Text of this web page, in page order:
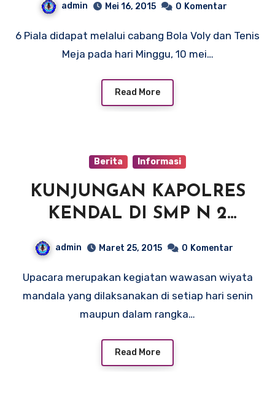
admin Mei 16, 2015 0 Komentar
6 Piala didapat melalui cabang Bola Voly dan Tenis
Meja pada hari Minggu, 10 mei…
Read More
Berita Informasi
KUNJUNGAN KAPOLRES
KENDAL DI SMP N 2
admin Maret 25, 2015 0 Komentar
Upacara merupakan kegiatan wawasan wiyata
mandala yang dilaksanakan di setiap hari senin
maupun dalam rangka…
Read More